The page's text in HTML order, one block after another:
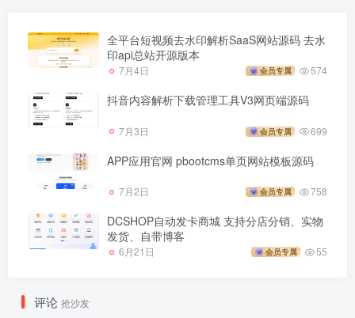
全平台短视频去水印解析SaaS网站源码 去水
印api总站开源版本
7月4日 会员专属 574
抖音内容解析下载管理工具V3网页端源码
7月3日 会员专属 699
APP应用官网 pbootcms单页网站模板源码
7月2日 会员专属 758
DCSHOP自动发卡商城 支持分店分销、实物
发货、自带博客
6月21日 会员专属 55
评论 抢沙发